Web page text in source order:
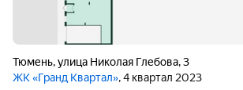
Тюмень,улица Николая Глебова,3
ЖК «Гранд Квартал», 4 квартал 2023